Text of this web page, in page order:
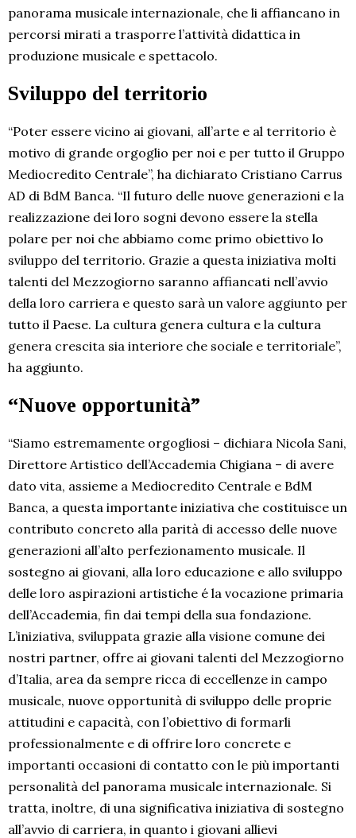
panorama musicale internazionale, che li affiancano in
percorsi mirati a trasporre l’attività didattica in
produzione musicale e spettacolo.
Sviluppo del territorio
“Poter essere vicino ai giovani, all’arte e al territorio è
motivo di grande orgoglio per noi e per tutto il Gruppo
Mediocredito Centrale”, ha dichiarato Cristiano Carrus
AD di BdM Banca. “Il futuro delle nuove generazioni e la
realizzazione dei loro sogni devono essere la stella
polare per noi che abbiamo come primo obiettivo lo
sviluppo del territorio. Grazie a questa iniziativa molti
talenti del Mezzogiorno saranno affiancati nell’avvio
della loro carriera e questo sarà un valore aggiunto per
tutto il Paese. La cultura genera cultura e la cultura
genera crescita sia interiore che sociale e territoriale”,
ha aggiunto.
“Nuove opportunità”
“Siamo estremamente orgogliosi – dichiara Nicola Sani,
Direttore Artistico dell’Accademia Chigiana – di avere
dato vita, assieme a Mediocredito Centrale e BdM
Banca, a questa importante iniziativa che costituisce un
contributo concreto alla parità di accesso delle nuove
generazioni all’alto perfezionamento musicale. Il
sostegno ai giovani, alla loro educazione e allo sviluppo
delle loro aspirazioni artistiche é la vocazione primaria
dell’Accademia, fin dai tempi della sua fondazione.
L’iniziativa, sviluppata grazie alla visione comune dei
nostri partner, offre ai giovani talenti del Mezzogiorno
d’Italia, area da sempre ricca di eccellenze in campo
musicale, nuove opportunità di sviluppo delle proprie
attitudini e capacità, con l’obiettivo di formarli
professionalmente e di offrire loro concrete e
importanti occasioni di contatto con le più importanti
personalità del panorama musicale internazionale. Si
tratta, inoltre, di una significativa iniziativa di sostegno
all’avvio di carriera, in quanto i giovani allievi